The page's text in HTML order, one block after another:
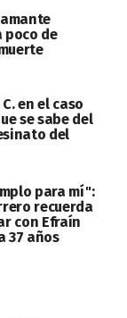
poco de
en el caso
se sabe del
del
para mí":
recuerda
con Efraín
37 años